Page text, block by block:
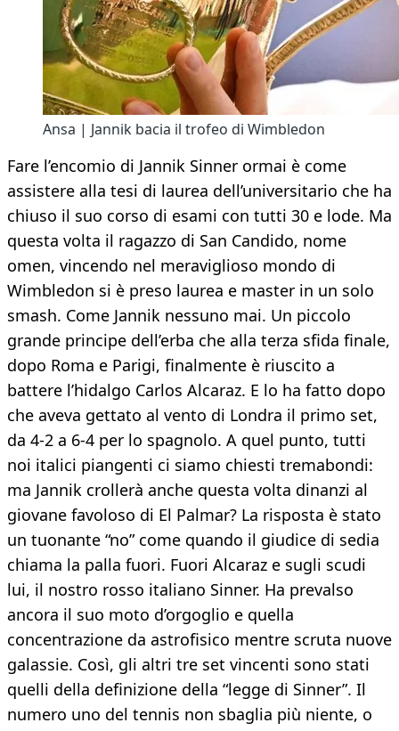
Ansa | Jannik bacia il trofeo di Wimbledon
Fare l’encomio di Jannik Sinner ormai è come
assistere alla tesi di laurea dell’universitario che ha
chiuso il suo corso di esami con tutti 30 e lode. Ma
questa volta il ragazzo di San Candido, nome
omen, vincendo nel meraviglioso mondo di
Wimbledon si è preso laurea e master in un solo
smash. Come Jannik nessuno mai. Un piccolo
grande principe dell’erba che alla terza sfida finale,
dopo Roma e Parigi, finalmente è riuscito a
battere l’hidalgo Carlos Alcaraz. E lo ha fatto dopo
che aveva gettato al vento di Londra il primo set,
da 4-2 a 6-4 per lo spagnolo. A quel punto, tutti
noi italici piangenti ci siamo chiesti tremabondi:
ma Jannik crollerà anche questa volta dinanzi al
giovane favoloso di El Palmar? La risposta è stato
un tuonante “no” come quando il giudice di sedia
chiama la palla fuori. Fuori Alcaraz e sugli scudi
lui, il nostro rosso italiano Sinner. Ha prevalso
ancora il suo moto d’orgoglio e quella
concentrazione da astrofisico mentre scruta nuove
galassie. Così, gli altri tre set vincenti sono stati
quelli della definizione della “legge di Sinner”. Il
numero uno del tennis non sbaglia più niente, o